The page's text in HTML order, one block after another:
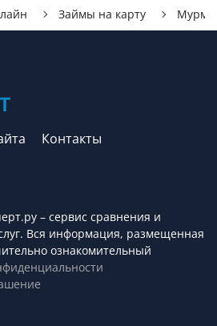
Займы на карту
Контакты
– сервис cравнения и
Вся информация, размещенная
ознакомительный